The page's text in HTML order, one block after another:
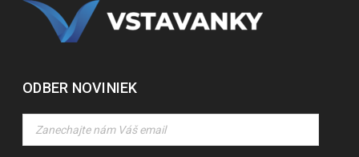
ODBER NOVINIEK